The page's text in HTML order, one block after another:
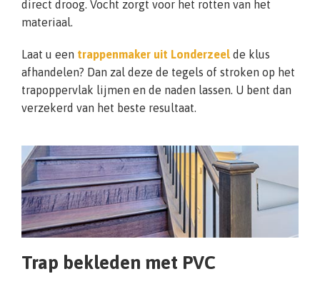
direct droog. Vocht zorgt voor het rotten van het
materiaal.
Laat u een trappenmaker uit Londerzeel de klus
afhandelen? Dan zal deze de tegels of stroken op het
trapoppervlak lijmen en de naden lassen. U bent dan
verzekerd van het beste resultaat.
Trap bekleden met PVC